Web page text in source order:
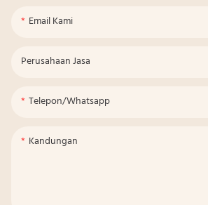
Email Kami
Perusahaan Jasa
Telepon/whatsapp
Kandungan